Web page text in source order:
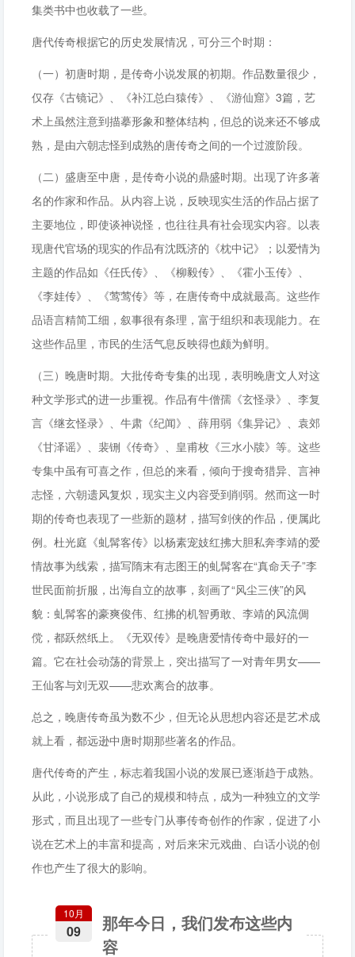
集类书中也收载了一些。
唐代传奇根据它的历史发展情况，可分三个时期：
（一）初唐时期，是传奇小说发展的初期。作品数量很少，
仅存《古镜记》、《补江总白猿传》、《游仙窟》3篇，艺
术上虽然注意到描摹形象和整体结构，但总的说来还不够成
熟，是由六朝志怪到成熟的唐传奇之间的一个过渡阶段。
（二）盛唐至中唐，是传奇小说的鼎盛时期。出现了许多著
名的作家和作品。从内容上说，反映现实生活的作品占据了
主要地位，即使谈神说怪，也往往具有社会现实内容。以表
现唐代官场的现实的作品有沈既济的《枕中记》；以爱情为
主题的作品如《任氏传》、《柳毅传》、《霍小玉传》、
《李娃传》、《莺莺传》等，在唐传奇中成就最高。这些作
品语言精简工细，叙事很有条理，富于组织和表现能力。在
这些作品里，市民的生活气息反映得也颇为鲜明。
（三）晚唐时期。大批传奇专集的出现，表明晚唐文人对这
种文学形式的进一步重视。作品有牛僧孺《玄怪录》、李复
言《继玄怪录》、牛肃《纪闻》、薛用弱《集异记》、袁郊
《甘泽谣》、裴铏《传奇》、皇甫枚《三水小牍》等。这些
专集中虽有可喜之作，但总的来看，倾向于搜奇猎异、言神
志怪，六朝遗风复炽，现实主义内容受到削弱。然而这一时
期的传奇也表现了一些新的题材，描写剑侠的作品，便属此
例。杜光庭《虬髯客传》以杨素宠妓红拂大胆私奔李靖的爱
情故事为线索，描写隋末有志图王的虬髯客在“真命天子”李
世民面前折服，出海自立的故事，刻画了“风尘三侠”的风
貌：虬髯客的豪爽俊伟、红拂的机智勇敢、李靖的风流倜
傥，都跃然纸上。《无双传》是晚唐爱情传奇中最好的一
篇。它在社会动荡的背景上，突出描写了一对青年男女——
王仙客与刘无双——悲欢离合的故事。
总之，晚唐传奇虽为数不少，但无论从思想内容还是艺术成
就上看，都远逊中唐时期那些著名的作品。
唐代传奇的产生，标志着我国小说的发展已逐渐趋于成熟。
从此，小说形成了自己的规模和特点，成为一种独立的文学
形式，而且出现了一些专门从事传奇创作的作家，促进了小
说在艺术上的丰富和提高，对后来宋元戏曲、白话小说的创
作也产生了很大的影响。
那年今日，我们发布这些内
容
10月
09